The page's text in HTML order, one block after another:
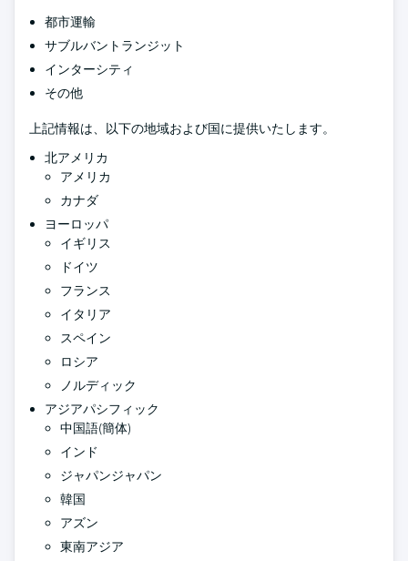
都市運輸
サブルバントランジット
インターシティ
その他
上記情報は、以下の地域および国に提供いたします。
北アメリカ
アメリカ
カナダ
ヨーロッパ
イギリス
ドイツ
フランス
イタリア
スペイン
ロシア
ノルディック
アジアパシフィック
中国語(簡体)
インド
ジャパンジャパン
韓国
アズン
東南アジア